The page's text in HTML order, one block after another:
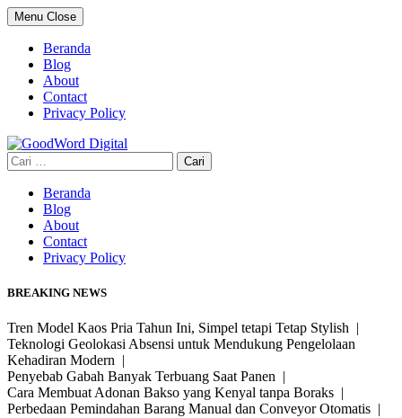
Skip
to
content
Menu Close
Beranda
Blog
About
Contact
Privacy Policy
Cari
untuk:
Beranda
Blog
About
Contact
Privacy Policy
BREAKING NEWS
Tren Model Kaos Pria Tahun Ini, Simpel tetapi Tetap Stylish |
Teknologi Geolokasi Absensi untuk Mendukung Pengelolaan
Kehadiran Modern |
Penyebab Gabah Banyak Terbuang Saat Panen |
Cara Membuat Adonan Bakso yang Kenyal tanpa Boraks |
Perbedaan Pemindahan Barang Manual dan Conveyor Otomatis |